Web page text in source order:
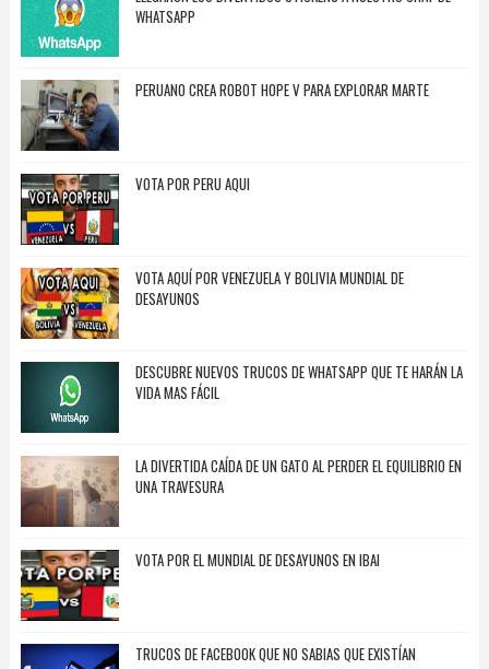
WHATSAPP
PERUANO CREA ROBOT HOPE V PARA EXPLORAR MARTE
VOTA POR PERU AQUI
VOTA AQUÍ POR VENEZUELA Y BOLIVIA MUNDIAL DE
DESAYUNOS
DESCUBRE NUEVOS TRUCOS DE WHATSAPP QUE TE HARÁN LA
VIDA MAS FÁCIL
LA DIVERTIDA CAÍDA DE UN GATO AL PERDER EL EQUILIBRIO EN
UNA TRAVESURA
VOTA POR EL MUNDIAL DE DESAYUNOS EN IBAI
TRUCOS DE FACEBOOK QUE NO SABIAS QUE EXISTÍAN